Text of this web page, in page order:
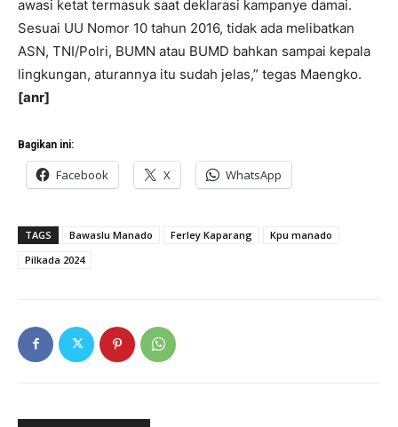
awasi ketat termasuk saat deklarasi kampanye damai.
Sesuai UU Nomor 10 tahun 2016, tidak ada melibatkan
ASN, TNI/Polri, BUMN atau BUMD bahkan sampai kepala
lingkungan, aturannya itu sudah jelas,” tegas Maengko.
[anr]
Bagikan ini:
Facebook X WhatsApp
TAGS Bawaslu Manado Ferley Kaparang
Kpu manado
Pilkada 2024